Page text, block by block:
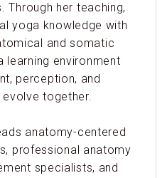
Through her teaching,
yoga knowledge with
and somatic
learning environment
perception, and
evolve together.
anatomy-centered
professional anatomy
specialists, and